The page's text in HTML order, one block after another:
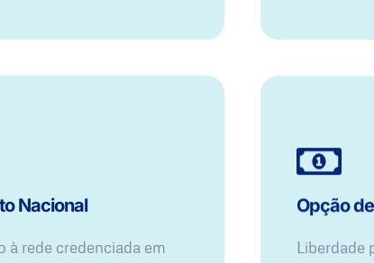
Nacional
à rede credenciada em
Opção
Liberdade